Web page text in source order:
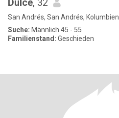
Dulce, 32
San Andrés, San Andrés, Kolumbien
Suche: Männlich 45 - 55
Familienstand: Geschieden